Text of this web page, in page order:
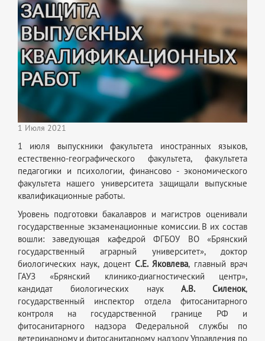
1 Июля 2021
1 июля выпускники факультета иностранных языков,
естественно-географического факультета, факультета
педагогики и психологии, финансово - экономического
факультета нашего университета защищали выпускные
квалификационные работы.
Уровень подготовки бакалавров и магистров оценивали
государственные экзаменационные комиссии. В их состав
вошли: заведующая кафедрой ФГБОУ ВО «Брянский
государственный аграрный университет», доктор
биологических наук, доцент С.Е. Яковлева, главный врач
ГАУЗ «Брянский клинико-диагностический центр»,
кандидат биологических наукА.В. Силенок,
государственный инспектор отдела фитосанитарного
контроля на государственной границе РФ и
фитосанитарного надзора Федеральной службы по
ветеринарному и фитосанитарному надзору Управления по